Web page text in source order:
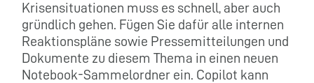
Krisensituationen muss es schnell, aber auch
gründlich gehen. Fügen Sie dafür alle internen
Reaktionspläne sowie Pressemitteilungen und
Dokumente zu diesem Thema in einen neuen
Notebook-Sammelordner ein. Copilot kann